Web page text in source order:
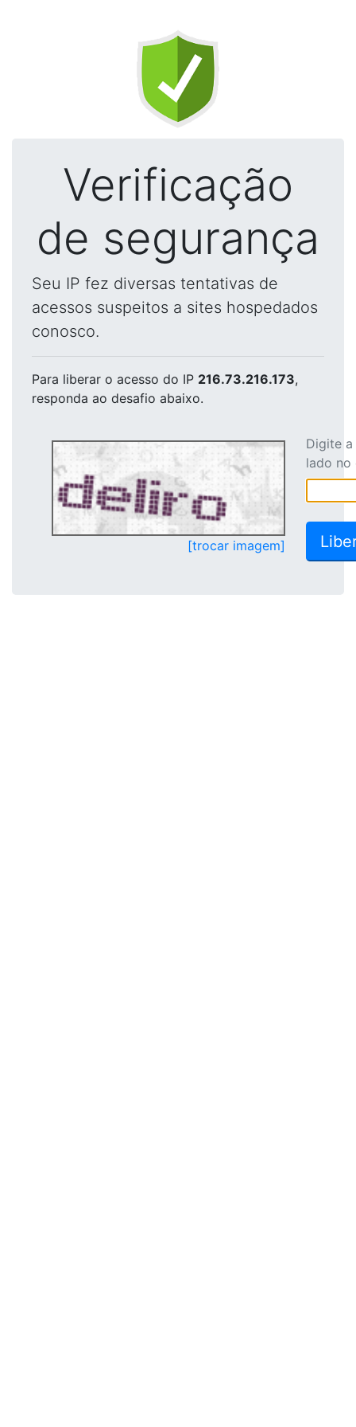
Verificação
de segurança
Seu IP fez diversas tentativas de
acessos suspeitos a sites hospedados
conosco.
Para liberar o acesso do IP 216.73.216.173,
responda ao desafio abaixo.
[trocar imagem]
Digite
lado no